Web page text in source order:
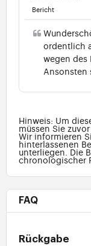
Bericht
ordentlich
wegen des
Ansonsten
Hinweis: Um
müssen Sie
Wir informieren
hinterlassenen
unterliegen. Die
chronologischer
FAQ
Rückgabe